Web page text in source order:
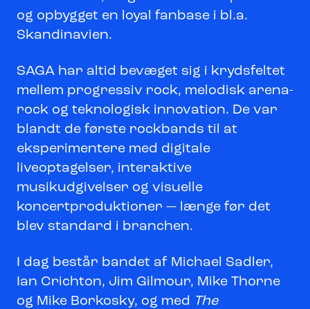
og opbygget en loyal fanbase i bl.a.
Skandinavien.
SAGA har altid bevæget sig i krydsfeltet
mellem progressiv rock, melodisk arena-
rock og teknologisk innovation. De var
blandt de første rockbands til at
eksperimentere med digitale
liveoptagelser, interaktive
musikudgivelser og visuelle
koncertproduktioner — længe før det
blev standard i branchen.
I dag består bandet af Michael Sadler,
Ian Crichton, Jim Gilmour, Mike Thorne
og Mike Borkosky, og med The